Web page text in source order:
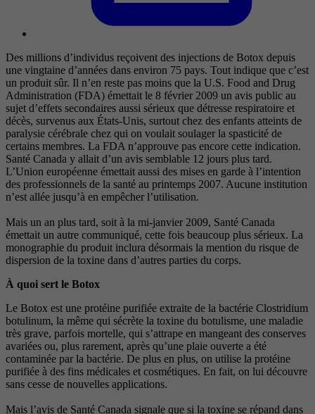
Des millions d’individus reçoivent des injections de Botox depuis
une vingtaine d’années dans environ 75 pays. Tout indique que c’est
un produit sûr. Il n’en reste pas moins que la U.S. Food and Drug
Administration (FDA) émettait le 8 février 2009 un avis public au
sujet d’effets secondaires aussi sérieux que détresse respiratoire et
décès, survenus aux États-Unis, surtout chez des enfants atteints de
paralysie cérébrale chez qui on voulait soulager la spasticité de
certains membres. La FDA n’approuve pas encore cette indication.
Santé Canada y allait d’un avis semblable 12 jours plus tard.
L’Union européenne émettait aussi des mises en garde à l’intention
des professionnels de la santé au printemps 2007. Aucune institution
n’est allée jusqu’à en empêcher l’utilisation.
Mais un an plus tard, soit à la mi-janvier 2009, Santé Canada
émettait un autre communiqué, cette fois beaucoup plus sérieux. La
monographie du produit inclura désormais la mention du risque de
dispersion de la toxine dans d’autres parties du corps.
À quoi sert le Botox
Le Botox est une protéine purifiée extraite de la bactérie Clostridium
botulinum, la même qui sécrète la toxine du botulisme, une maladie
très grave, parfois mortelle, qui s’attrape en mangeant des conserves
avariées ou, plus rarement, après qu’une plaie ouverte a été
contaminée par la bactérie. De plus en plus, on utilise la protéine
purifiée à des fins médicales et cosmétiques. En fait, on lui découvre
sans cesse de nouvelles applications.
Mais l’avis de Santé Canada signale que si la toxine se répand dans